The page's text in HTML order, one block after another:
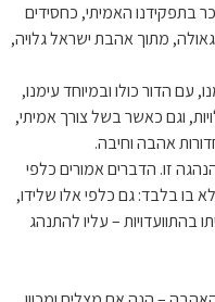
בתפקידנו האמיתי, כחסידים
מתוך אהבת ישראל גלויה,
עם הדור כולו ובמיוחד עימנו,
וגם כאשר בשל צורך אמיתי,
אהבה וחיבה.
זו. הדברים אמורים כלפי
בו בלבד: גם כלפי אלו שלידו,
– עליו להתנהג